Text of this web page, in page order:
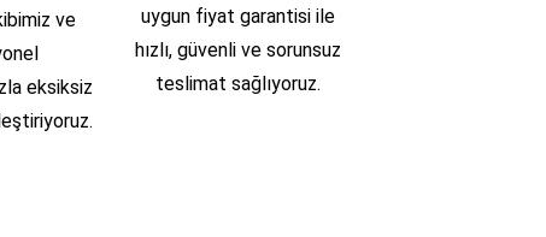
ve
eksiksiz
uygun fiyat garantisi ile
hızlı, güvenli ve sorunsuz
teslimat sağlıyoruz.